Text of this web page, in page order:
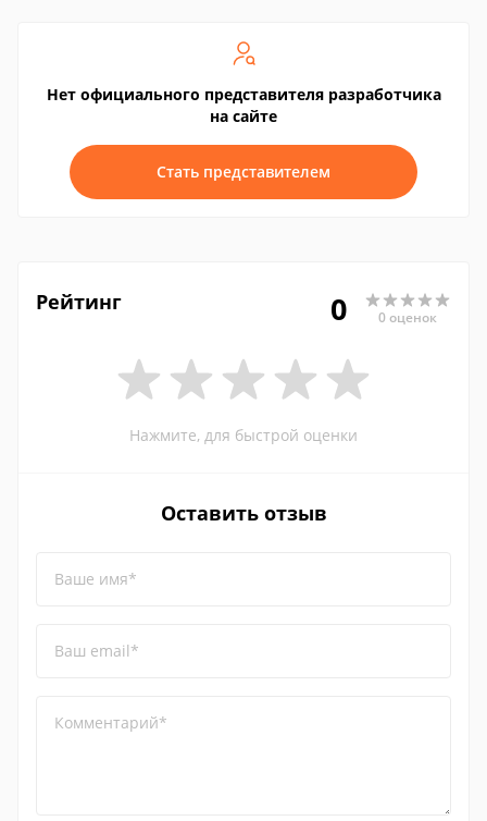
Нет официального представителя разработчика
на сайте
Стать представителем
Рейтинг 0 0 оценок
Нажмите, для быстрой оценки
Оставить отзыв
Ваше имя*
Ваш email*
Комментарий*